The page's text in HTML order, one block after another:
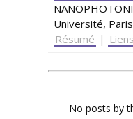
Université,
Résumé | Liens
No posts by